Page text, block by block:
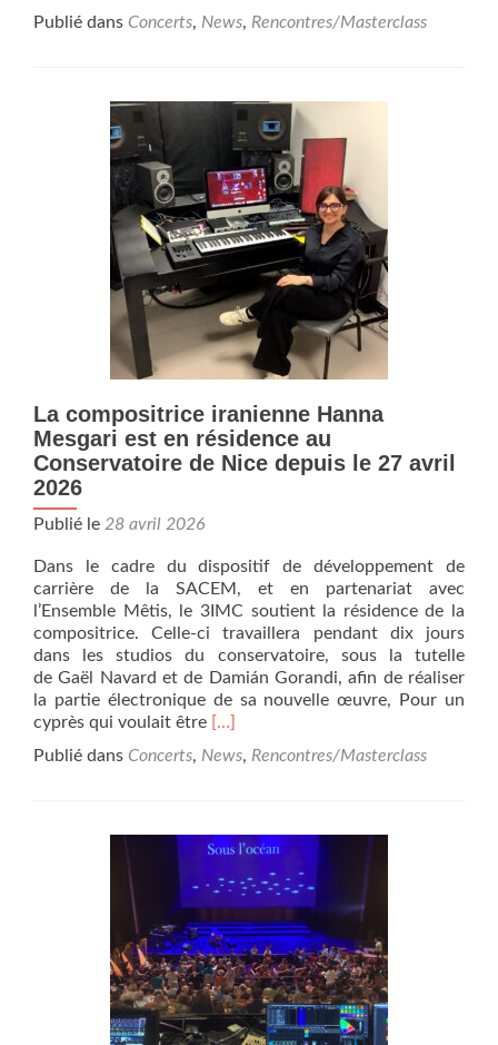
plus
au
6
mai
2026,
résidence
de
la
compositrice
Elsa
au
Conservatoire
de
suivie
d’un
concert
dans
6
à
17h30
Publié dans Concerts, News, Rencontres/Masterclass
La compositrice iranienne Hanna
Mesgari est en résidence au
Conservatoire de Nice depuis le 27 avril
2026
Publié le 28 avril 2026
Dans le cadre du dispositif de développement de
carrière de la SACEM, et en partenariat avec
l’Ensemble Mêtis, le 3IMC soutient la résidence de la
compositrice. Celle-ci travaillera pendant dix jours
dans les studios du conservatoire, sous la tutelle
de Gaël Navard et de Damián Gorandi, afin de réaliser
la partie électronique de sa nouvelle œuvre, Pour un
cyprès qui voulait être En
plus
iranienne
Hanna
Mesgari
est
en
résidence
au
Conservatoire
de
Nice
[…]
Publié dans Concerts, News, Rencontres/Masterclass